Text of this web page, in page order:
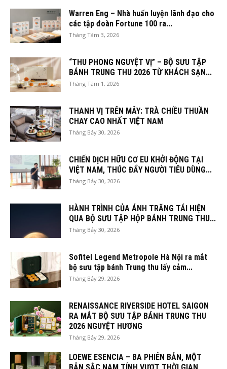
Warren Eng – Nhà huấn luyện lãnh đạo cho
các tập đoàn Fortune 100 ra...
Tháng Tám 3, 2026
“THU PHONG NGUYỆT VỊ” – BỘ SƯU TẬP
BÁNH TRUNG THU 2026 TỪ KHÁCH SẠN...
Tháng Tám 1, 2026
THANH VỊ TRÊN MÂY: TRÀ CHIỀU THUẦN
CHAY CAO NHẤT VIỆT NAM
Tháng Bảy 30, 2026
CHIẾN DỊCH HỮU CƠ EU KHỞI ĐỘNG TẠI
VIỆT NAM, THÚC ĐẨY NGƯỜI TIÊU DÙNG...
Tháng Bảy 30, 2026
HÀNH TRÌNH CỦA ÁNH TRĂNG TÁI HIỆN
QUA BỘ SƯU TẬP HỘP BÁNH TRUNG THU...
Tháng Bảy 30, 2026
Sofitel Legend Metropole Hà Nội ra mắt
bộ sưu tập bánh Trung thu lấy cảm...
Tháng Bảy 29, 2026
RENAISSANCE RIVERSIDE HOTEL SAIGON
RA MẮT BỘ SƯU TẬP BÁNH TRUNG THU
2026 NGUYỆT HƯƠNG
Tháng Bảy 29, 2026
LOEWE ESENCIA – BA PHIÊN BẢN, MỘT
BẢN SẮC NAM TÍNH VƯỢT THỜI GIAN